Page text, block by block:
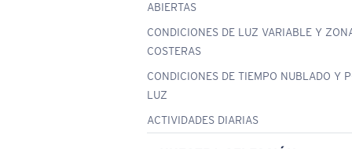
ABIERTAS
CONDICIONES DE LUZ VARIABLE Y
COSTERAS
CONDICIONES DE TIEMPO NUBLADO Y
LUZ
ACTIVIDADES DIARIAS